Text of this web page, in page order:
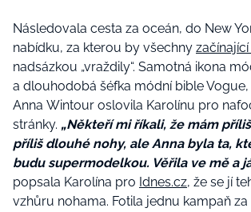
Následovala cesta za oceán, do New
nabídku, za kterou by všechny
nadsázkou „vraždily“. Samotná ikona
a dlouhodobá šéfka módní bible Vogue,
Anna Wintour oslovila Karolínu pro
stránky. „Někteří mi říkali, že mám
příliš dlouhé nohy, ale Anna byla ta,
budu supermodelkou. Věřila ve mě a
popsala Karolína pro Idnes.cz, že se jí
vzhůru nohama. Fotila jednu kampaň